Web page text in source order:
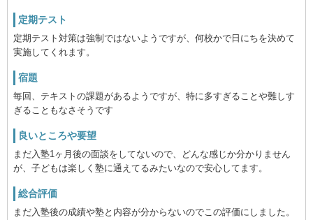
定期テスト
定期テスト対策は強制ではないようですが、何校かで日にちを決めて
実施してくれます。
宿題
毎回、テキストの課題があるようですが、特に多すぎることや難しす
ぎることもなさそうです
良いところや要望
まだ入塾1ヶ月後の面談をしてないので、どんな感じか分かりません
が、子どもは楽しく塾に通えてるみたいなので安心してます。
総合評価
まだ入塾後の成績や塾と内容が分からないのでこの評価にしました。